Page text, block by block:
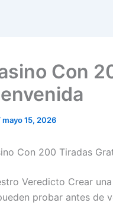
Con
mayo 15, 2026
Con 200 Tiradas
Veredicto Crear
probar antes de